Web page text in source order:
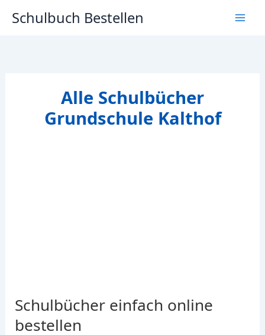
InhaltSchulbuch Bestellen
Alle Schulbücher
Grundschule Kalthof
Schulbücher einfach online
bestellen